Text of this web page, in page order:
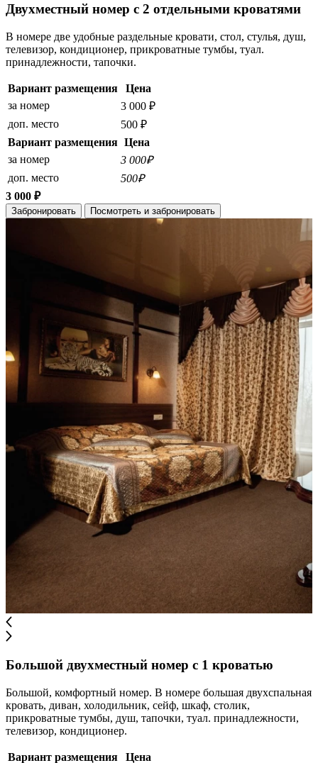
Двухместный номер с 2 отдельными кроватями
В номере две удобные раздельные кровати, стол, стулья, душ,
телевизор, кондиционер, прикроватные тумбы, туал.
принадлежности, тапочки.
Вариант размещения
Цена
за номер
3 000 ₽
доп. место
500 ₽
Вариант размещения Цена
за номер
3 000₽
доп. место
500₽
3 000 ₽
Забронировать Посмотреть и забронировать
Большой двухместный номер с 1 кроватью
Большой, комфортный номер. В номере большая двухспальная
кровать, диван, холодильник, сейф, шкаф, столик,
прикроватные тумбы, душ, тапочки, туал. принадлежности,
телевизор, кондиционер.
Вариант размещения
Цена